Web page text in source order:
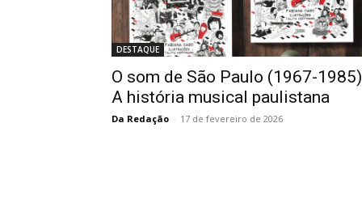
DESTAQUE
O som de São Paulo (1967-
A história musical paulistana
Da Redação - 17 de fevereiro de 2026